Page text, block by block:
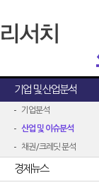
기업 및 산업분석
기업분석
산업 및 이슈분석
채권/크레딧 분석
경제뉴스